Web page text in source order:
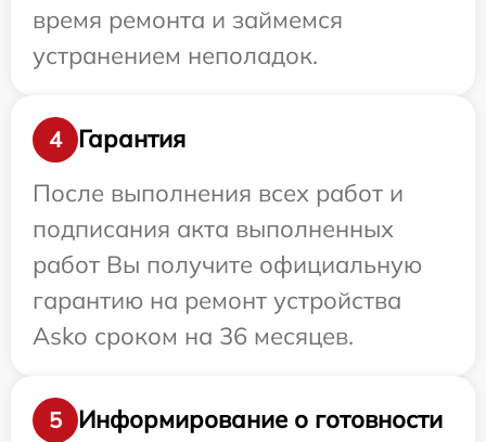
время ремонта и займемся
устранением неполадок.
4
Гарантия
После выполнения всех работ и
подписания акта выполненных
работ Вы получите официальную
гарантию на ремонт устройства
Asko сроком на 36 месяцев.
5
Информирование о готовности